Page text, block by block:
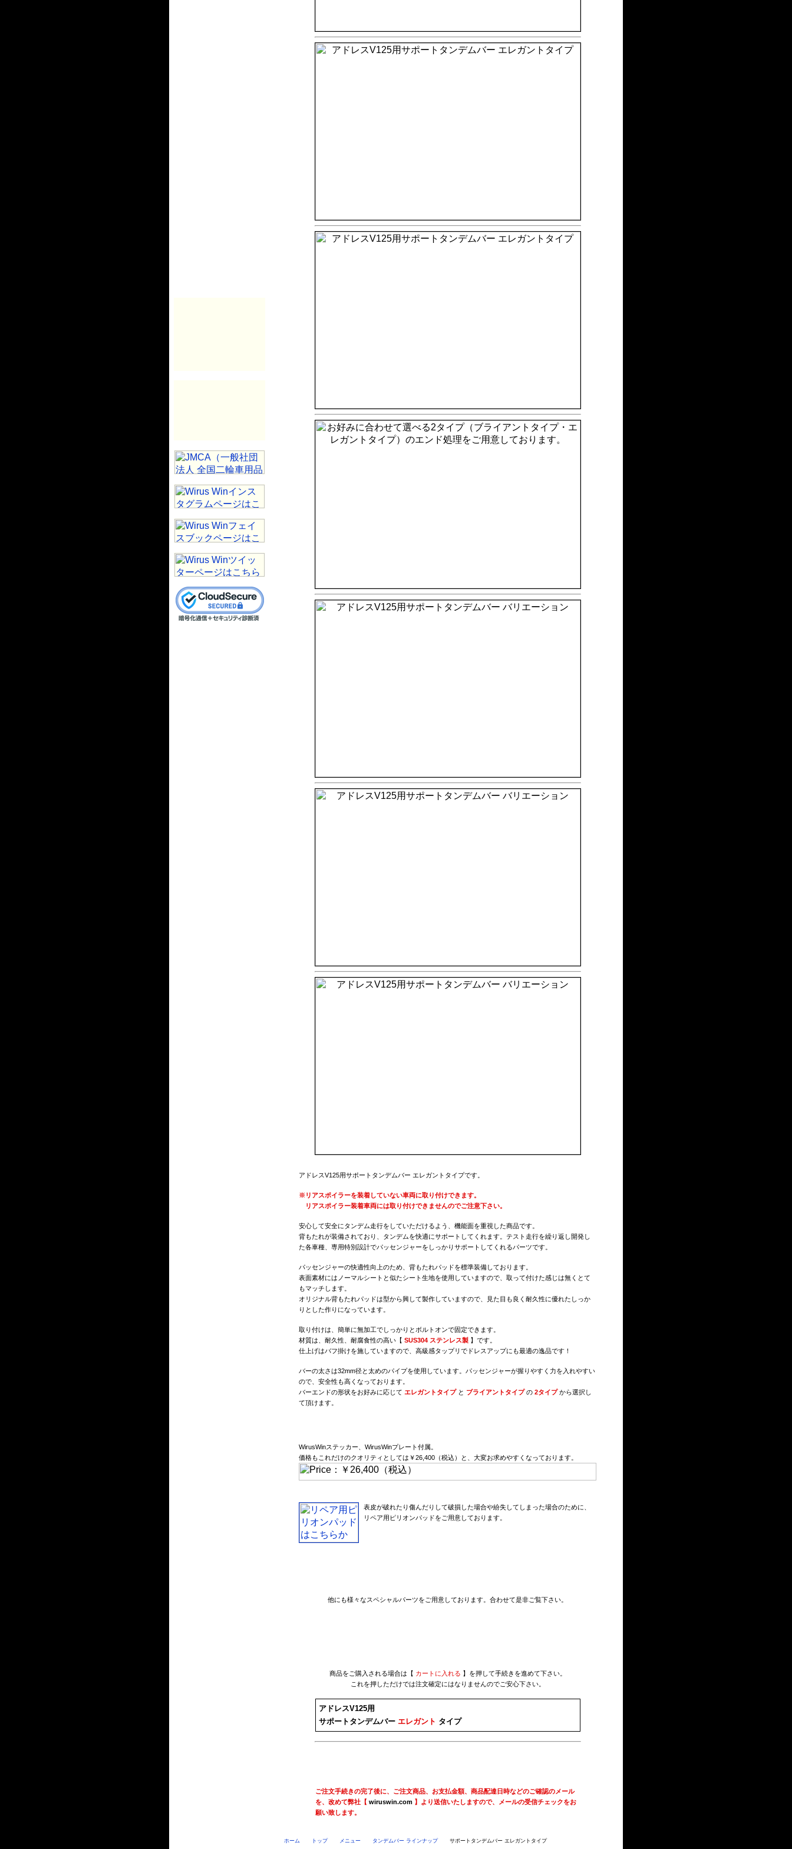
アドレスV125用サポートタンデムバー エレガントタイプです。
※リアスポイラーを装着していない車両に取り付けできます。
リアスポイラー装着車両には取り付けできませんのでご注意下さい。
安心して安全にタンデム走行をしていただけるよう、機能面を重視した商品です。
背もたれが装備されており、タンデムを快適にサポートしてくれます。テスト走行を繰り返し開発し
た各車種、専用特別設計でパッセンジャーをしっかりサポートしてくれるパーツです。
パッセンジャーの快適性向上のため、背もたれパッドを標準装備しております。
表面素材にはノーマルシートと似たシート生地を使用していますので、取って付けた感じは無くとて
もマッチします。
オリジナル背もたれパッドは型から興して製作していますので、見た目も良く耐久性に優れたしっか
りとした作りになっています。
取り付けは、簡単に無加工でしっかりとボルトオンで固定できます。
材質は、耐久性、耐腐食性の高い【 SUS304 ステンレス製 】です。
仕上げはバフ掛けを施していますので、高級感タップリでドレスアップにも最適の逸品です！
バーの太さは32mm径と太めのパイプを使用しています。パッセンジャーが握りやすく力を入れやすい
ので、安全性も高くなっております。
バーエンドの形状をお好みに応じて エレガントタイプと ブライアントタイプの 2タイプから選択し
て頂けます。
WirusWinステッカー、WirusWinプレート付属。
価格もこれだけのクオリティとしては￥26,400（税込）と、大変お求めやすくなっております。
表皮が破れたり傷んだりして破損した場合や紛失してしまった場合のために、
リペア用ピリオンパッドをご用意しております。
他にも様々なスペシャルパーツをご用意しております。合わせて是非ご覧下さい。
商品をご購入される場合は【 カートに入れる 】を押して手続きを進めて下さい。
これを押しただけでは注文確定にはなりませんのでご安心下さい。
アドレスV125用
サポートタンデムバー エレガント タイプ
ご注文手続きの完了後に、ご注文商品、お支払金額、商品配達日時などのご確認のメール
を、改めて弊社【 wiruswin.com】より送信いたしますので、メールの受信チェックをお
願い致します。
ホーム トップ メニュー タンデムバー ラインナップ サポートタンデムバー エレガントタイプ